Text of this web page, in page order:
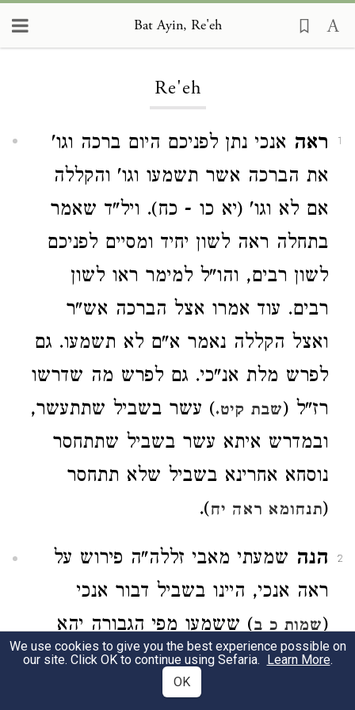
Bat Ayin, Re'eh
Re'eh
1 ראה אנכי נתן לפניכם היום ברכה וגו'
את הברכה אשר תשמעו וגו' והקללה
אם לא וגו' (יא כו - כח). ויל"ד שאמר
בתחלה ראה לשון יחיד ומסיים לפניכם
לשון רבים, והו"ל למימר ראו לשון
רבים. עוד אמרו אצל הברכה אש"ר
ואצל הקללה נאמר א"ם לא תשמעו. גם
לפרש מלת אנ"כי. גם לפרש מה שדרשו
רז"ל (שבת קיט.) עשר בשביל שתתעשר,
ובמדרש איתא עשר בשביל שתתחסר
נוסחא אחרינא בשביל שלא תתחסר
(תנחומא ראה יח).
2 הנה שמעתי מאבי זללה"ה פירוש על
ראה אנכי, היינו בשביל דבור אנכי
(שמות כ ב) ששמעו מפי הגבורה יהא
הקיבול שכר בעולם הזה, היינו היום,
ע"כ מאבי זלה"ה.
We use cookies to give you the best experience possible on
our site. Click OK to continue using Sefaria. Learn More.
OK